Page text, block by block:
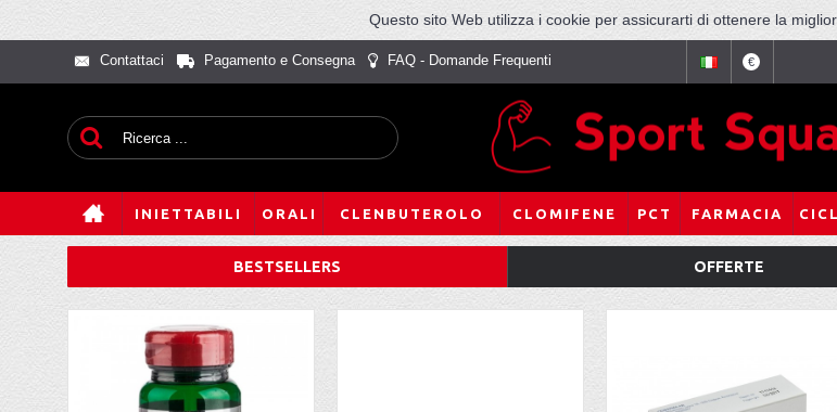
Questo sito Web utilizza i cookie per assicurarti di ottenere la
Contattaci Pagamento e Consegna FAQ - Domande Frequenti €
INIETTABILI ORALI CLENBUTEROLO CLOMIFENE PCT FARMACIA
BESTSELLERS OFFERTE